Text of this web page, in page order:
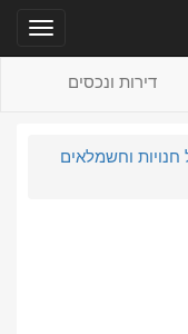
דירות ונכסים
וחשמלאים